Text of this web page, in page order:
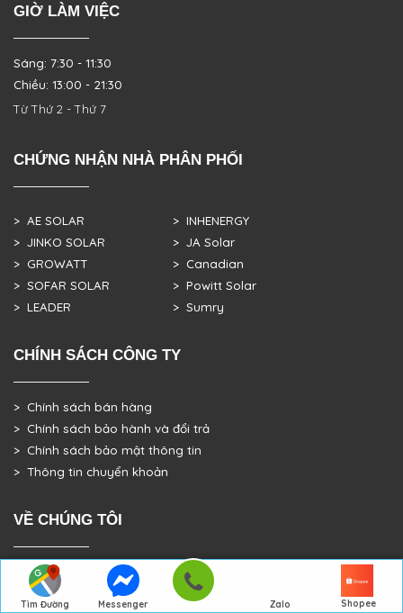
Tìm Đường
Messenger Zalo Shopee
GIỜ LÀM VIỆC
Sáng: 7:30 - 11:30
Chiều: 13:00 - 21:30
Từ Thứ 2 - Thứ 7
CHỨNG NHẬN NHÀ PHÂN PHỐI
> AE SOLAR
> JINKO SOLAR
> GROWATT
> SOFAR SOLAR
> LEADER
> INHENERGY
> JA Solar
> Canadian
> Powitt Solar
> Sumry
CHÍNH SÁCH CÔNG TY
> Chính sách bán hàng
> Chính sách bảo hành và đổi trả
> Chính sách bảo mật thông tin
> Thông tin chuyển khoản
VỀ CHÚNG TÔI
> GIỚI THIỆU
> TRANG CHỦ